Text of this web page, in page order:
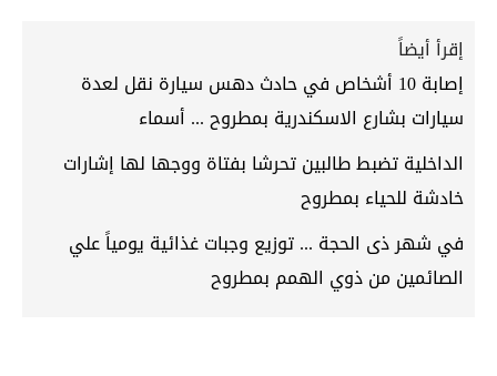
إقرأ أيضاً
إصابة 10 أشخاص في حادث دهس سيارة نقل لعدة
سيارات بشارع الاسكندرية بمطروح ... أسماء
الداخلية تضبط طالبين تحرشا بفتاة ووجها لها إشارات
خادشة للحياء بمطروح
في شهر ذى الحجة ... توزيع وجبات غذائية يومياً علي
الصائمين من ذوي الهمم بمطروح